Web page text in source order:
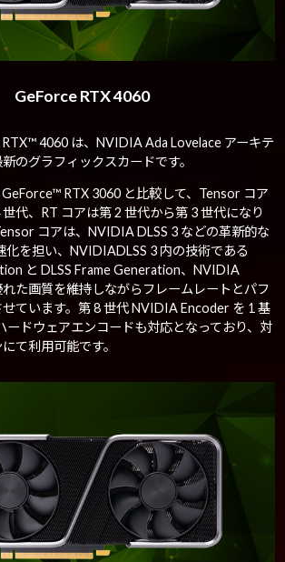
GeForce RTX 4060
4060 は、NVIDIA Ada Lovelace アーキテ
のグラフィックスカードです。
RTX 3060 と比較して、Tensor コア
代、RT コアは第 2 世代から第 3 世代になり
コアは、NVIDIA DLSS 3 などの革新的な
化を担い、NVIDIADLSS 3 内の技術である
と DLSS Frame Generation、NVIDIA
た画質を維持しながらフレームレートとパフ
ています。第 8 世代 NVIDIA Encoder を 1 基
ードウェアエンコードも対応となっており、対
て利用可能です。